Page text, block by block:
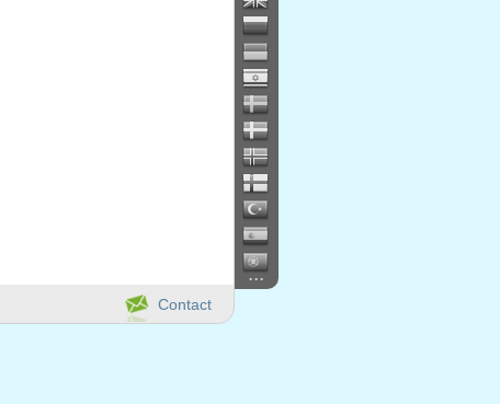
...
Contact